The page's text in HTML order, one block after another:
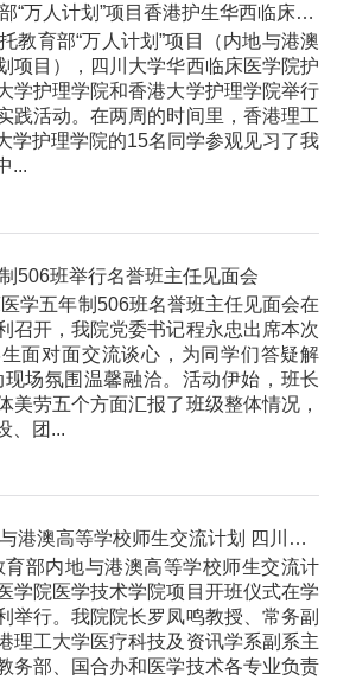
我院举办2026年教育部“万人计划”项目香港护生华西临床护理线下交流与实践活动
教育部“万人计划”项目（内地与港澳
项目），四川大学华西临床医学院护
学护理学院和香港大学护理学院举行
践活动。在两周的时间里，香港理工
学护理学院的15名同学参观见习了我
...
506班举行名誉班主任见面会
学五年制506班名誉班主任见面会在
召开，我院党委书记程永忠出席本次
面对面交流谈心，为同学们答疑解
场氛围温馨融洽。活动伊始，班长
美劳五个方面汇报了班级整体情况，
、团...
2026年度教育部内地与港澳高等学校师生交流计划 四川大学华西临床医学院医学技术学院项目开班仪式顺利举行
部内地与港澳高等学校师生交流计
学院医学技术学院项目开班仪式在学
举行。我院院长罗凤鸣教授、常务副
理工大学医疗科技及资讯学系副系主
务部、国合办和医学技术各专业负责